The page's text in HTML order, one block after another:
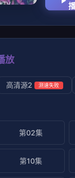
放
高清源2 测速失败
第02集
第10集